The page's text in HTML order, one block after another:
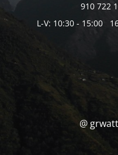
910 722
L-V: 10:30 - 15:00
@